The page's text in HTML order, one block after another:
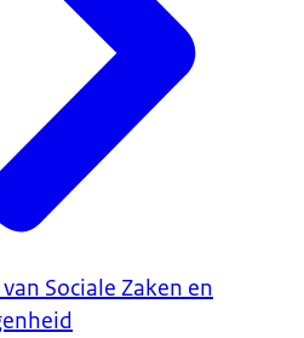
Sociale Zaken en